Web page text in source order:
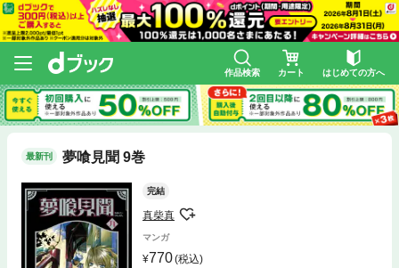
作品検索 カート はじめての方へ
最新刊 夢喰見聞 9巻
完結
真柴真
マンガ
770(税込)